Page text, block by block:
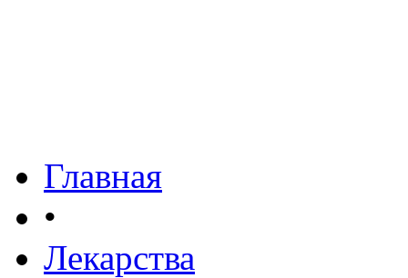
Главная
•
Лекарства